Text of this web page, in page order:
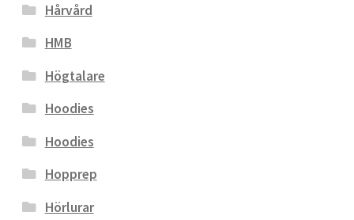
Hårvård
HMB
Högtalare
Hoodies
Hoodies
Hopprep
Hörlurar